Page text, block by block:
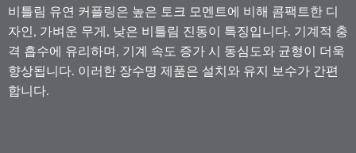
비틀림 유연 커플링은 높은 토크 모멘트에 비해 콤팩트한 디
자인, 가벼운 무게, 낮은 비틀림 진동이 특징입니다. 기계적 충
격 흡수에 유리하며, 기계 속도 증가 시 동심도와 균형이 더욱
향상됩니다. 이러한 장수명 제품은 설치와 유지 보수가 간편
합니다.